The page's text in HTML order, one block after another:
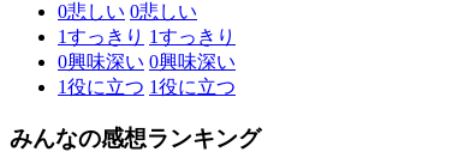
0悲しい 0悲しい
1すっきり 1すっきり
0興味深い 0興味深い
1役に立つ 1役に立つ
みんなの感想ランキング